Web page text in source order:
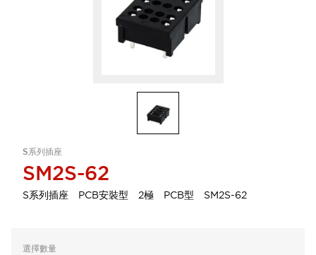
S系列插座
SM2S-62
S系列插座 PCB安裝型 2極 PCB型 SM2S-62
選擇數量